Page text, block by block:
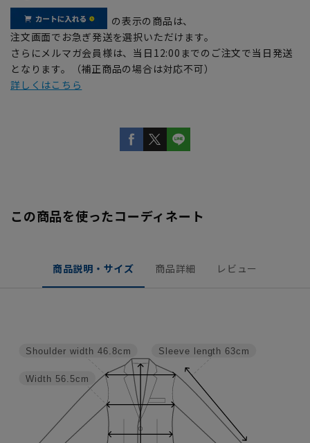
の表示の商品は、
注文画面でお急ぎ発送を選択いただけます。
さらにメルマガ会員様は、当日12:00までのご注文で当日発送
となります。（補正商品の場合は対応不可）
詳しくはこちら
この商品を使ったコーディネート
商品説明・サイズ 商品詳細 レビュー
Sleeve length 63cm
Width 56.5cm
Shoulder width 46.8cm